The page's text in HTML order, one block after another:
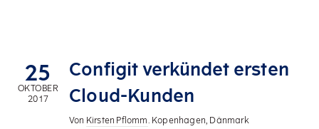
25
OKTOBER
2017
Configit verkündet ersten
Cloud-Kunden
Von Kirsten Pflomm. Kopenhagen, Dänmark